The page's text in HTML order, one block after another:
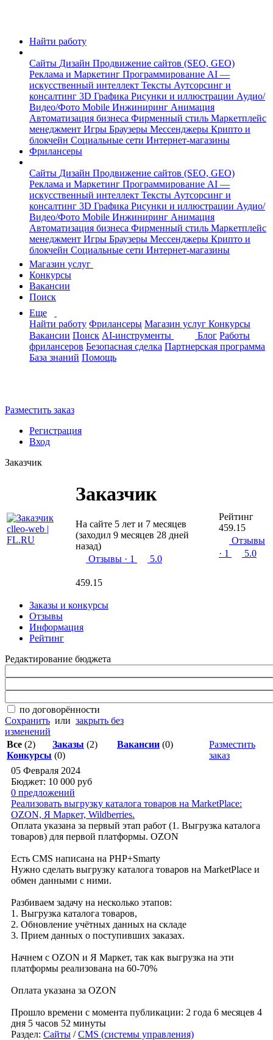
Найти работу
Сайты Дизайн Продвижение сайтов (SEO, GEO)
Реклама и Маркетинг Программирование AI —
искусственный интеллект Тексты Аутсорсинг и
консалтинг 3D Графика Рисунки и иллюстрации Аудио/
Видео/Фото Mobile Инжиниринг Анимация
Автоматизация бизнеса Фирменный стиль Маркетплейс
менеджмент Игры Браузеры Мессенджеры Крипто и
блокчейн Социальные сети Интернет-магазины
Фрилансеры
Сайты Дизайн Продвижение сайтов (SEO, GEO)
Реклама и Маркетинг Программирование AI —
искусственный интеллект Тексты Аутсорсинг и
консалтинг 3D Графика Рисунки и иллюстрации Аудио/
Видео/Фото Mobile Инжиниринг Анимация
Автоматизация бизнеса Фирменный стиль Маркетплейс
менеджмент Игры Браузеры Мессенджеры Крипто и
блокчейн Социальные сети Интернет-магазины
Магазин услуг
Конкурсы
Вакансии
Поиск
Еще
Найти работу Фрилансеры Магазин услуг Конкурсы
Вакансии Поиск AI-инструменты Блог Работы
фрилансеров Безопасная сделка Партнерская программа
База знаний Помощь
Разместить заказ
Регистрация
Вход
Заказчик
Заказчик
На сайте 5 лет и 7 месяцев
(заходил 9 месяцев 28 дней
назад)
Отзывы · 1 5.0
459.15
Рейтинг
459.15
Отзывы
· 1
5.0
Заказы и конкурсы
Отзывы
Информация
Рейтинг
Редактирование бюджета
по договорённости
Сохранить или закрыть без
изменений
Все (2) Заказы (2) Вакансии (0)
Конкурсы (0)
Разместить
заказ
05 Февраля 2024
Бюджет: 10 000 руб
0 предложений
Реализовать выгрузку каталога товаров на MarketPlace:
OZON, Я Маркет, Wildberries.
Оплата указана за первый этап работ (1. Выгрузка каталога
товаров) для первой платформы. OZON
Есть CMS написана на PHP+Smarty
Нужно сделать выгрузку каталога товаров на MarketPlace и
обмен данными с ними.
Разбиваем задачу на несколько этапов:
1. Выгрузка каталога товаров,
2. Обновление учётных данных на складе
3. Прием данных о поступивших заказах.
Начнем с OZON и Я Маркет, так как выгрузка на эти
платформы реализована на 60-70%
Оплата указана за OZON
Прошло времени с момента публикации: 2 года 6 месяцев 4
дня 5 часов 52 минуты
Раздел: Сайты /CMS (системы управления)